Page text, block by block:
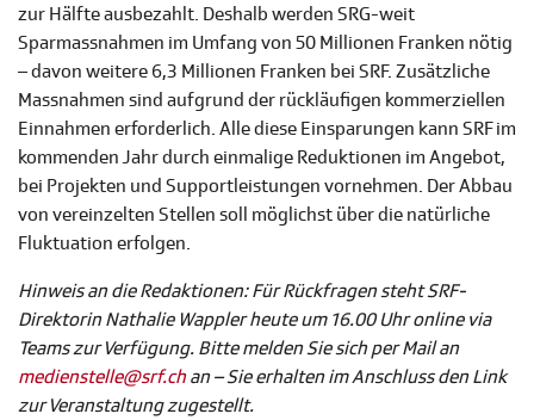
zur Hälfte ausbezahlt. Deshalb werden SRG-weit
Sparmassnahmen im Umfang von 50 Millionen Franken nötig
– davon weitere 6,3 Millionen Franken bei SRF. Zusätzliche
Massnahmen sind aufgrund der rückläufigen kommerziellen
Einnahmen erforderlich. Alle diese Einsparungen kann SRF im
kommenden Jahr durch einmalige Reduktionen im Angebot,
bei Projekten und Supportleistungen vornehmen. Der Abbau
von vereinzelten Stellen soll möglichst über die natürliche
Fluktuation erfolgen.
Hinweis an die Redaktionen: Für Rückfragen steht SRF-
Direktorin Nathalie Wappler heute um 16.00 Uhr online via
Teams zur Verfügung. Bitte melden Sie sich per Mail an
medienstelle@srf.chan – Sie erhalten im Anschluss den Link
zur Veranstaltung zugestellt.